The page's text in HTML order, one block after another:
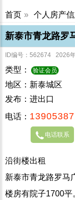
首页 » 个人房产
新泰市青龙路罗
ID编号：562674 2026
类型： 验证会员
地区：新泰城区
发布：进出口
电话：
电话联系
沿街楼出租
新泰市青龙路罗马
楼房有院子1700平